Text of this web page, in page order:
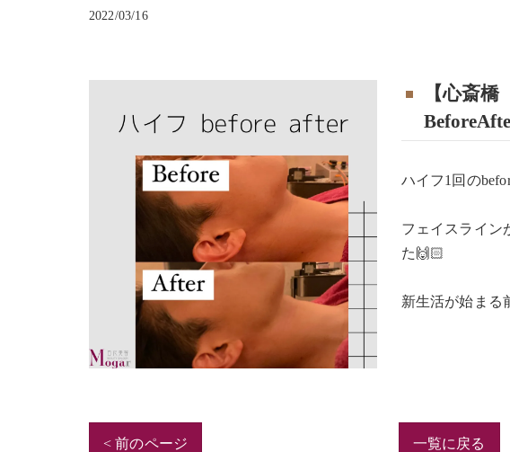
2022/03/16
【心斎
ハイフ1回の
フェイスライン
た🙌🏻
新生活が始ま
< 前のページ 一覧に戻る